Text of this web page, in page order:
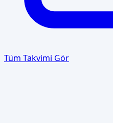
Tüm Takvimi Gör